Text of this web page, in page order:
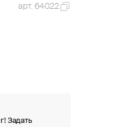
арт. 64022
Задать